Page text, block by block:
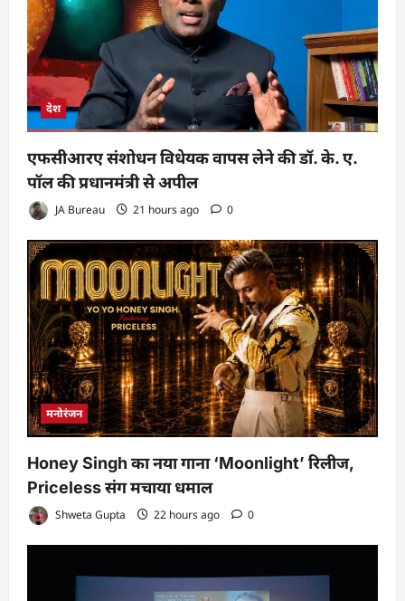
देश
एफसीआरए संशोधन विधेयक वापस लेने की डॉ. के. ए.
पॉल की प्रधानमंत्री से अपील
JA Bureau 21 hours ago 0
मनोरंजन
Honey Singh का नया गाना ‘Moonlight’ रिलीज,
Priceless संग मचाया धमाल
Shweta Gupta 22 hours ago 0